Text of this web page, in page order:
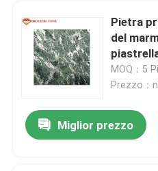
Pietra
del
marmo
MOQ：5
Prezzo：
Miglior prezzo